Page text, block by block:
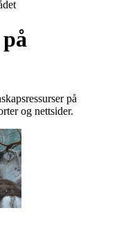
på
og nettsider.